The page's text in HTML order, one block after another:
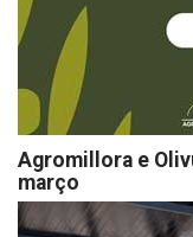
Agromillora e
março